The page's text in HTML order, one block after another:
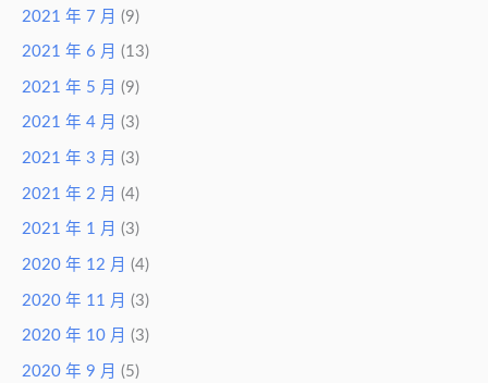
2021 年 7 月 (9)
2021 年 6 月 (13)
2021 年 5 月 (9)
2021 年 4 月 (3)
2021 年 3 月 (3)
2021 年 2 月 (4)
2021 年 1 月 (3)
2020 年 12 月 (4)
2020 年 11 月 (3)
2020 年 10 月 (3)
2020 年 9 月 (5)